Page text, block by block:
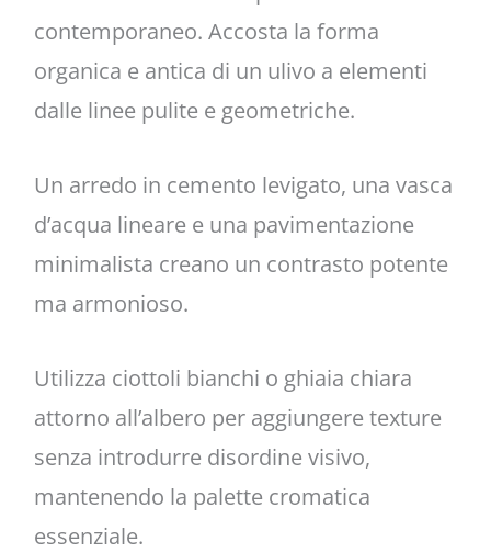
contemporaneo. Accosta la forma
organica e antica di un ulivo a elementi
dalle linee pulite e geometriche.
Un arredo in cemento levigato, una vasca
d’acqua lineare e una pavimentazione
minimalista creano un contrasto potente
ma armonioso.
Utilizza ciottoli bianchi o ghiaia chiara
attorno all’albero per aggiungere texture
senza introdurre disordine visivo,
mantenendo la palette cromatica
essenziale.